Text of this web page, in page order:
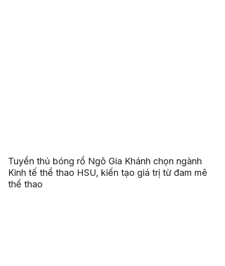
Tuyển thủ bóng rổ Ngô Gia Khánh chọn ngành
Kinh tế thể thao HSU, kiến tạo giá trị từ đam mê
thể thao